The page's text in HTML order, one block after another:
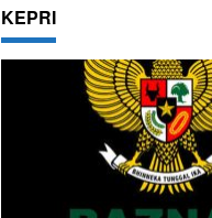
KEPRI